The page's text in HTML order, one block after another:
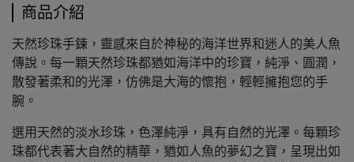
商品介紹
天然珍珠手鍊，靈感來自於神秘的海洋世界和迷人的美人魚
傳說。每一顆天然珍珠都猶如海洋中的珍寶，純淨、圓潤，
散發著柔和的光澤，仿佛是大海的懷抱，輕輕擁抱您的手
腕。
選用天然的淡水珍珠，色澤純淨，具有自然的光澤。每顆珍
珠都代表著大自然的精華，猶如人魚的夢幻之寶，呈現出如